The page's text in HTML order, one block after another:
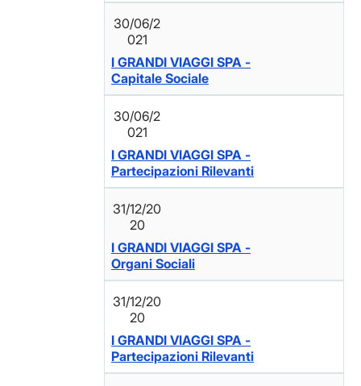
30/06/2
021
I GRANDI VIAGGI SPA -
Capitale Sociale
30/06/2
021
I GRANDI VIAGGI SPA -
Partecipazioni Rilevanti
31/12/20
20
I GRANDI VIAGGI SPA -
Organi Sociali
31/12/20
20
I GRANDI VIAGGI SPA -
Partecipazioni Rilevanti